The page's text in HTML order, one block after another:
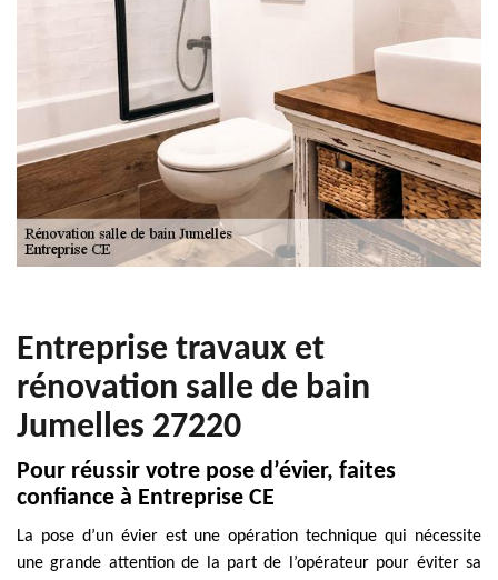
Entreprise travaux et
rénovation salle de bain
Jumelles 27220
Pour réussir votre pose d’évier, faites
confiance à Entreprise CE
La pose d’un évier est une opération technique qui nécessite
une grande attention de la part de l’opérateur pour éviter sa